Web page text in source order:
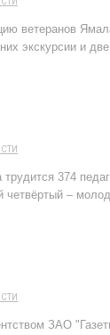
ветеранов
экскурсии и
374
–
ЗАО